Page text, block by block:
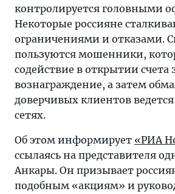
контролируется головными
Некоторые россияне
ограничениями и отказами.
пользуются мошенники,
содействие в открытии счета
вознаграждение, а затем
доверчивых клиентов
сетях.
Об этом информирует «РИА
ссылаясь на представителя
Анкары. Он призывает
подобным «акциям» и